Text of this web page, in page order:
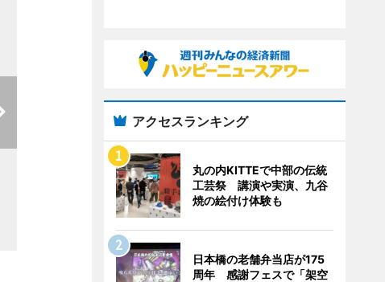
アクセスランキング
丸の内KITTEで中部の伝統
工芸祭 講演や実演、九谷
焼の絵付け体験も
日本橋の老舗弁当店が175
周年 感謝フェスで「架空